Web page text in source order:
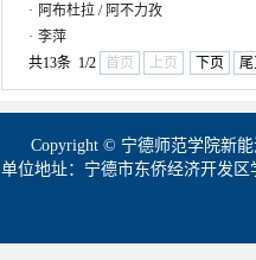
· 阿布杜拉 / 阿不力孜
· 李萍
共13条 1/2
首页 上页 下页
Copyright © 宁德师范学院新
单位地址：宁德市东侨经济开发